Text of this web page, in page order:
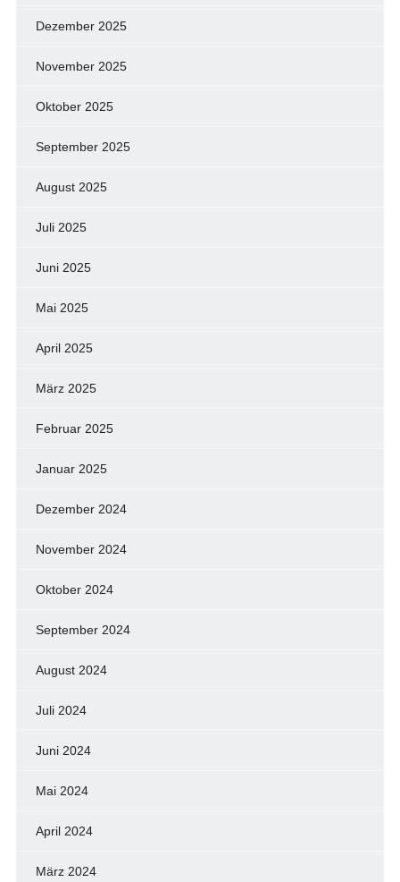
Dezember 2025
November 2025
Oktober 2025
September 2025
August 2025
Juli 2025
Juni 2025
Mai 2025
April 2025
März 2025
Februar 2025
Januar 2025
Dezember 2024
November 2024
Oktober 2024
September 2024
August 2024
Juli 2024
Juni 2024
Mai 2024
April 2024
März 2024